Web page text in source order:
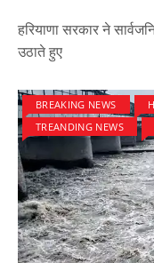
हरियाणा सरकार ने
उठाते हुए
BREAKING NEWS
TREANDING NEWS